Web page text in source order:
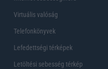
Virtuális valóság
Telefonkönyvek
Lefedettségi térképek
Letöltési sebesség térkép